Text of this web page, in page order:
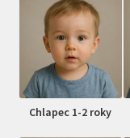
Chlapec 1-2 roky